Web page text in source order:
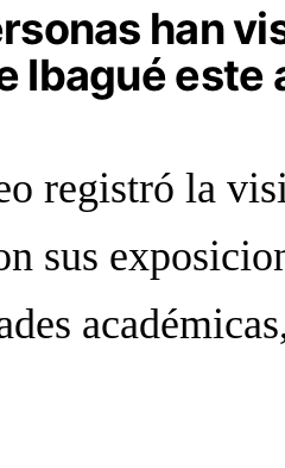
han
Ibagué este
registró la
sus